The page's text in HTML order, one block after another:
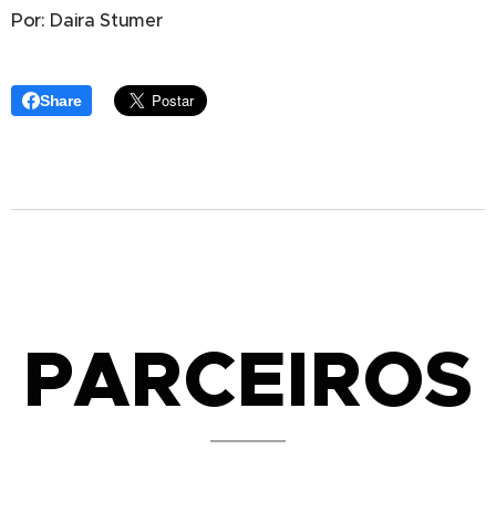
Por: Daira Stumer
Share
PARCEIROS